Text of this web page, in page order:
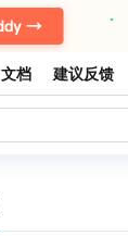
文档 建议反馈